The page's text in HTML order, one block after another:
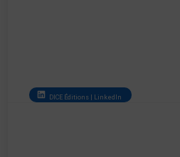
DICE Éditions | LinkedIn